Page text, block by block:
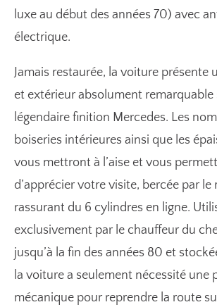
luxe au début des années 70) avec
électrique.
Jamais restaurée, la voiture présente
et extérieur absolument remarquable
légendaire finition Mercedes. Les
boiseries intérieures ainsi que les
vous mettront à l’aise et vous
d’apprécier votre visite, bercée par
rassurant du 6 cylindres en ligne.
exclusivement par le chauffeur du
jusqu’à la fin des années 80 et
la voiture a seulement nécessité une
mécanique pour reprendre la route